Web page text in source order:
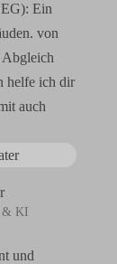
Ein
von
helfe ich dir
auch
& KI
und